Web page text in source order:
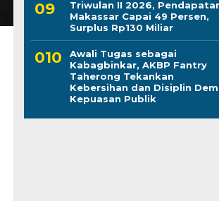
Triwulan II 2026,
Makassar Capai 49 Persen,
Surplus Rp130 Miliar
Awali Tugas sebagai
Kabagbinkar, AKBP Fantry
Taherong Tekankan
Kebersihan dan Disiplin
Kepuasan Publik